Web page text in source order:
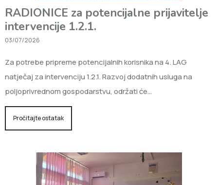
RADIONICE za potencijalne prijavitelje
intervencije 1.2.1.
03/07/2026
Za potrebe pripreme potencijalnih korisnika na 4. LAG
natječaj za intervenciju 1.2.1. Razvoj dodatnih usluga na
poljoprivrednom gospodarstvu, održati će…
Pročitajte ostatak